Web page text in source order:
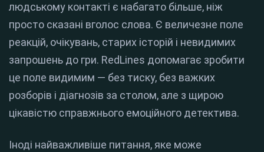
людському контакті є набагато більше, ніж
просто сказані вголос слова. Є величезне поле
реакцій, очікувань, старих історій і невидимих
запрошень до гри. RedLines допомагає зробити
це поле видимим — без тиску, без важких
розборів і діагнозів за столом, але з щирою
цікавістю справжнього емоційного детектива.
Іноді найважливіше питання, яке може